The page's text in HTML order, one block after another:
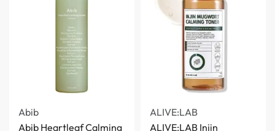
Abib
Abib Heartleaf Calming
ALIVE:LAB
ALIVE:LAB Injin